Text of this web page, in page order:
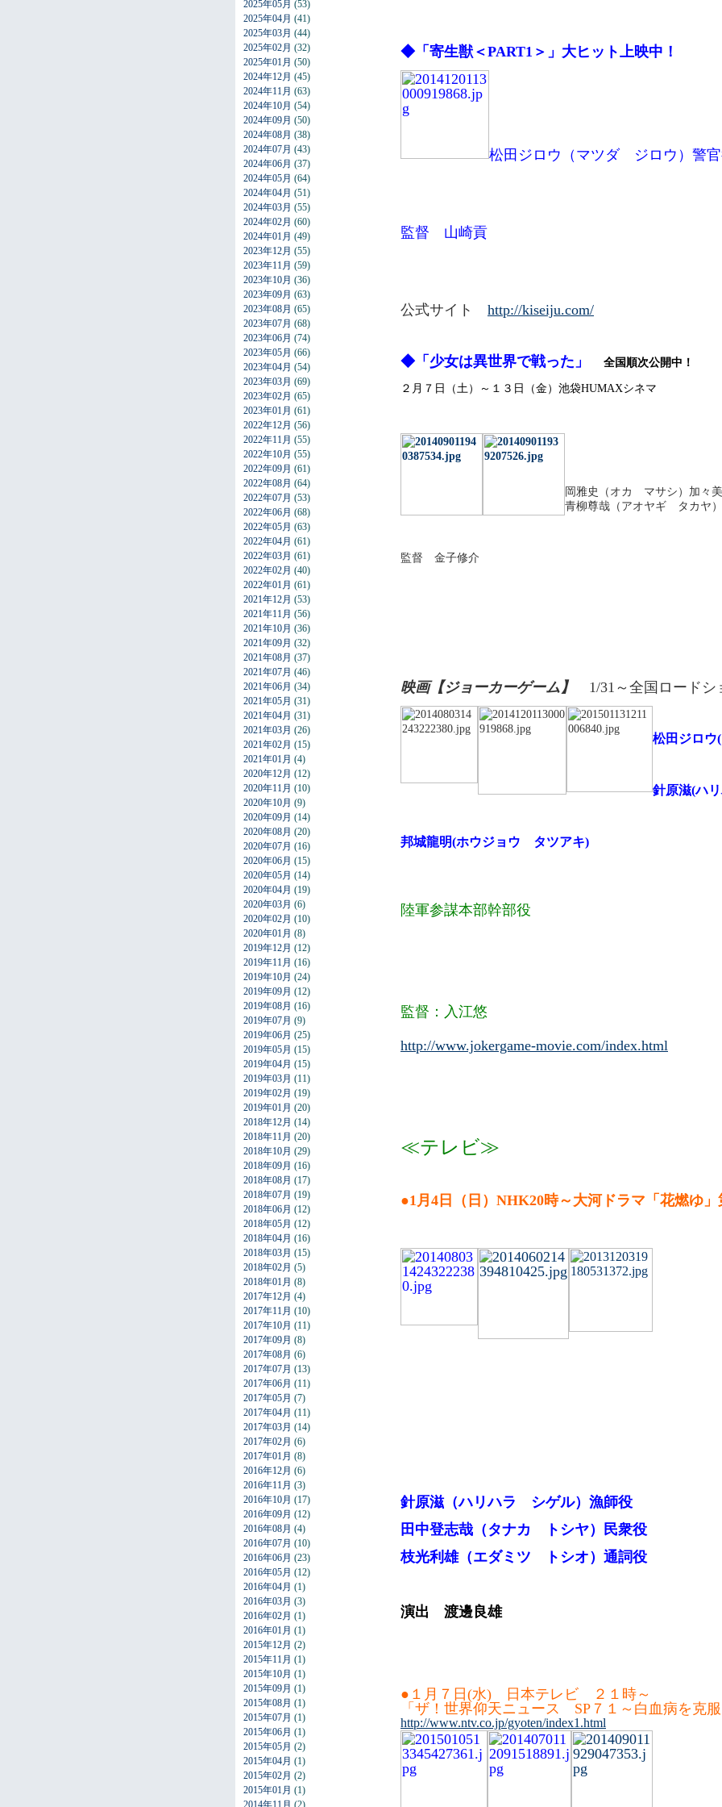
2025年05月 (53)
2025年04月 (41)
2025年03月 (44)
2025年02月 (32)
2025年01月 (50)
2024年12月 (45)
2024年11月 (63)
2024年10月 (54)
2024年09月 (50)
2024年08月 (38)
2024年07月 (43)
2024年06月 (37)
2024年05月 (64)
2024年04月 (51)
2024年03月 (55)
2024年02月 (60)
2024年01月 (49)
2023年12月 (55)
2023年11月 (59)
2023年10月 (36)
2023年09月 (63)
2023年08月 (65)
2023年07月 (68)
2023年06月 (74)
2023年05月 (66)
2023年04月 (54)
2023年03月 (69)
2023年02月 (65)
2023年01月 (61)
2022年12月 (56)
2022年11月 (55)
2022年10月 (55)
2022年09月 (61)
2022年08月 (64)
2022年07月 (53)
2022年06月 (68)
2022年05月 (63)
2022年04月 (61)
2022年03月 (61)
2022年02月 (40)
2022年01月 (61)
2021年12月 (53)
2021年11月 (56)
2021年10月 (36)
2021年09月 (32)
2021年08月 (37)
2021年07月 (46)
2021年06月 (34)
2021年05月 (31)
2021年04月 (31)
2021年03月 (26)
2021年02月 (15)
2021年01月 (4)
2020年12月 (12)
2020年11月 (10)
2020年10月 (9)
2020年09月 (14)
2020年08月 (20)
2020年07月 (16)
2020年06月 (15)
2020年05月 (14)
2020年04月 (19)
2020年03月 (6)
2020年02月 (10)
2020年01月 (8)
2019年12月 (12)
2019年11月 (16)
2019年10月 (24)
2019年09月 (12)
2019年08月 (16)
2019年07月 (9)
2019年06月 (25)
2019年05月 (15)
2019年04月 (15)
2019年03月 (11)
2019年02月 (19)
2019年01月 (20)
2018年12月 (14)
2018年11月 (20)
2018年10月 (29)
2018年09月 (16)
2018年08月 (17)
2018年07月 (19)
2018年06月 (12)
2018年05月 (12)
2018年04月 (16)
2018年03月 (15)
2018年02月 (5)
2018年01月 (8)
2017年12月 (4)
2017年11月 (10)
2017年10月 (11)
2017年09月 (8)
2017年08月 (6)
2017年07月 (13)
2017年06月 (11)
2017年05月 (7)
2017年04月 (11)
2017年03月 (14)
2017年02月 (6)
2017年01月 (8)
2016年12月 (6)
2016年11月 (3)
2016年10月 (17)
2016年09月 (12)
2016年08月 (4)
2016年07月 (10)
2016年06月 (23)
2016年05月 (12)
2016年04月 (1)
2016年03月 (3)
2016年02月 (1)
2016年01月 (1)
2015年12月 (2)
2015年11月 (1)
2015年10月 (1)
2015年09月 (1)
2015年08月 (1)
2015年07月 (1)
2015年06月 (1)
2015年05月 (2)
2015年04月 (1)
2015年02月 (2)
2015年01月 (1)
2014年11月 (2)
◆「寄生獣＜PART1＞」大ヒット上映中！
松田ジロウ（マツダ ジロウ）警
監督 山崎貢
公式サイト http://kiseiju.com/
◆「少女は異世界で戦った」 全国順次公開中！
２月７日（土）～１３日（金）池袋HUMAXシネマ
岡雅史（オカ マサシ）加々
青柳尊哉（アオヤギ タカヤ
監督 金子修介
映画【ジョーカーゲーム】 1/31～全国ロードシ
松田ジロ
針原滋(ハ
邦城龍明(ホウジョウ タツアキ)
陸軍参謀本部幹部役
監督：入江悠
http://www.jokergame-movie.com/index.html
≪テレビ≫
●1月4日（日）NHK20時～大河ドラマ「 花燃ゆ」
針原滋（ハリハラ シゲル）漁師役
田中登志哉（タナカ トシヤ）民衆役
枝光利雄（エダミツ トシオ）通詞役
演出 渡邊良雄
●１月７日(水) 日本テレビ ２１時～
「ザ！世界仰天ニュース SP７１～白血病を克
http://www.ntv.co.jp/gyoten/index1.html